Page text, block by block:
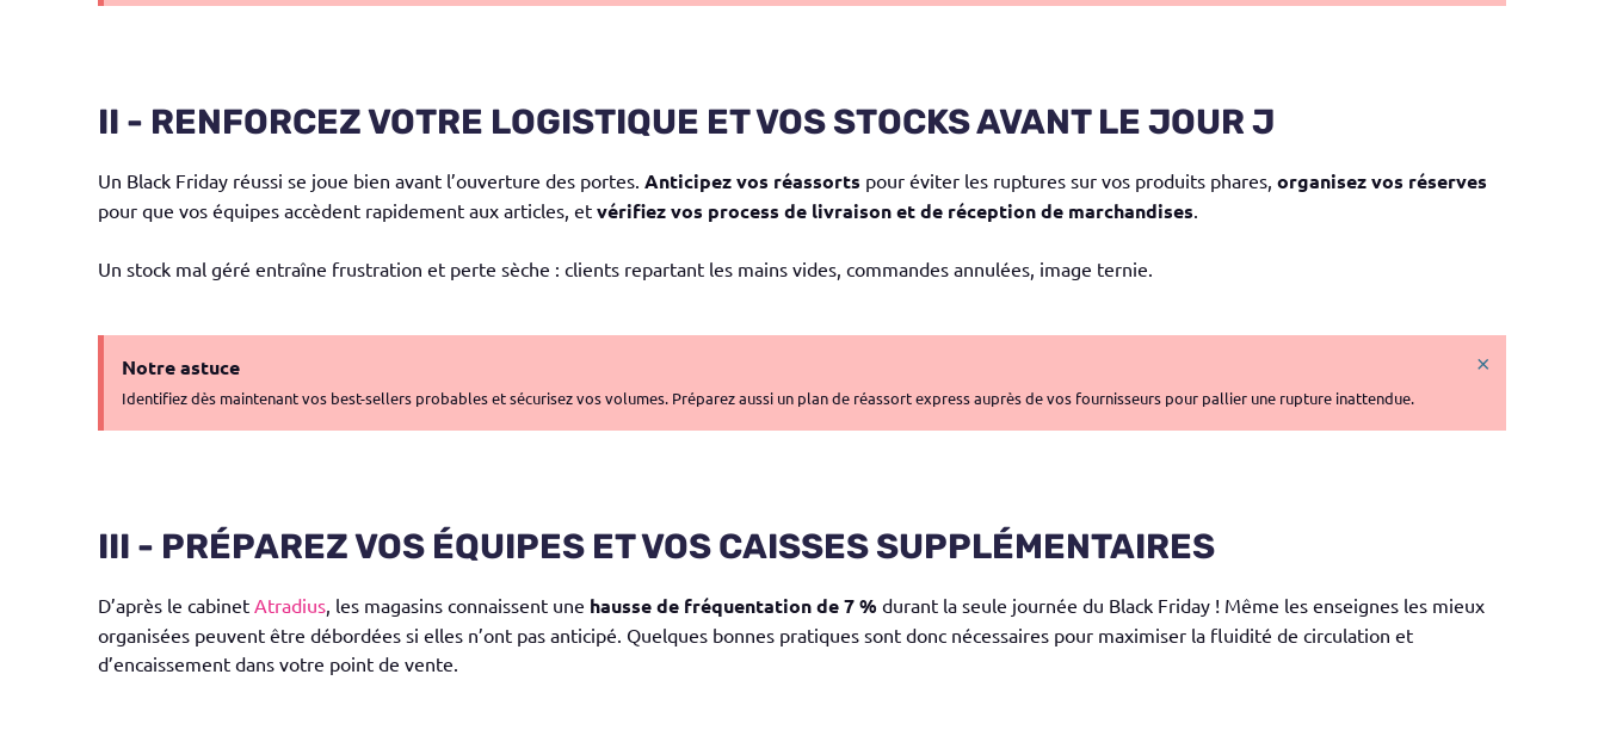
II - RENFORCEZ VOTRE LOGISTIQUE ET VOS STOCKS AVANT LE JOUR J
Un Black Friday réussi se joue bien avant l’ouverture des portes. Anticipez vos réassorts pour éviter les ruptures sur vos produits phares, organisez vos réserves
pour que vos équipes accèdent rapidement aux articles, et vérifiez vos process de livraison et de réception de marchandises.
Un stock mal géré entraîne frustration et perte sèche : clients repartant les mains vides, commandes annulées, image ternie.
Notre astuce
Identifiez dès maintenant vos best-sellers probables et sécurisez vos volumes. Préparez aussi un plan de réassort express auprès de vos fournisseurs pour pallier une rupture inattendue.
×
III - PRÉPAREZ VOS ÉQUIPES ET VOS CAISSES SUPPLÉMENTAIRES
D’après le cabinet Atradius, les magasins connaissent une hausse de fréquentation de 7 % durant la seule journée du Black Friday ! Même les enseignes les mieux
organisées peuvent être débordées si elles n’ont pas anticipé. Quelques bonnes pratiques sont donc nécessaires pour maximiser la fluidité de circulation et
d’encaissement dans votre point de vente.